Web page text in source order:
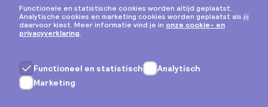
Privacy & cookies
Algemene voorwaarden